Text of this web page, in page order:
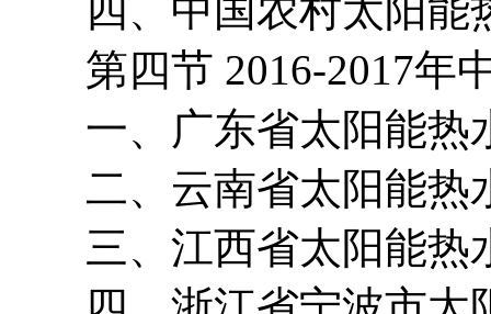
四、中国农村太阳能
第四节 2016-2017年
一、广东省太阳能热
二、云南省太阳能热
三、江西省太阳能热